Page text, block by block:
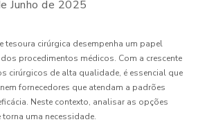
Junho de 2025
tesoura cirúrgica desempenha um papel
procedimentos médicos. Com a crescente
cirúrgicos de alta qualidade, é essencial que
fornecedores que atendam a padrões
Neste contexto, analisar as opções
uma necessidade.